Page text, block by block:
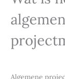
Algemene